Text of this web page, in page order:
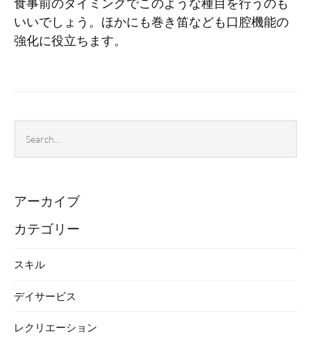
いいでしょう。ほかにも巻き笛なども口腔機能の
強化に役立ちます。
archives
アーカイブ
カテゴリー
スキル
デイサービス
レクリエーション